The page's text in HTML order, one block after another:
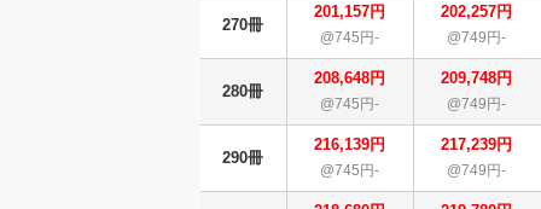
270冊
201,157円
@745円-
202,257円
@749円-
280冊
208,648円
@745円-
209,748円
@749円-
290冊
216,139円
@745円-
217,239円
@749円-